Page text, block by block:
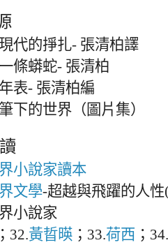
代的掙扎- 張清柏譯
條蟒蛇- 張清柏
表- 張清柏編
下的世界（圖片集）
小說家讀本
文學-超越與飛躍的人
小說家
；32.黃晢暎 ；33.荷西 ；34.